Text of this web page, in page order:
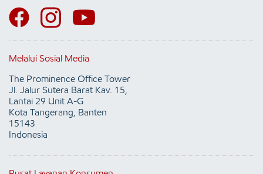
Melalui Sosial Media
The Prominence Office Tower
Jl. Jalur Sutera Barat Kav. 15,
Lantai 29 Unit A-G
Kota Tangerang, Banten
15143
Indonesia